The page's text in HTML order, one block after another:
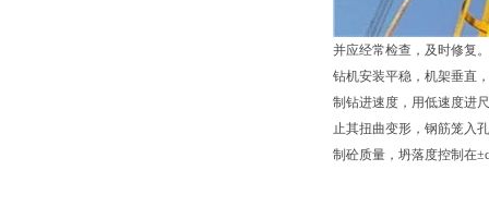
并应经常检查，及时修复
钻机安装平稳，机架垂直
制钻进速度，用低速度进
止其扭曲变形，钢筋笼入
制砼质量，坍落度控制在